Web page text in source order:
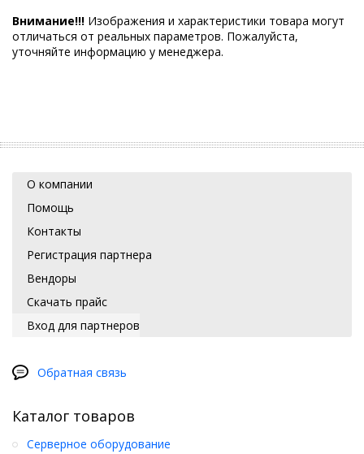
Внимание!!! Изображения и характеристики товара могут
отличаться от реальных параметров. Пожалуйста,
уточняйте информацию у менеджера.
О компании
Помощь
Контакты
Регистрация партнера
Вендоры
Скачать прайс
Вход для партнеров
Обратная связь
Каталог товаров
Серверное оборудование